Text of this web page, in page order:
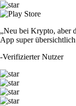
„Neu bei Krypto, aber
App super
-Verifizierter Nutzer